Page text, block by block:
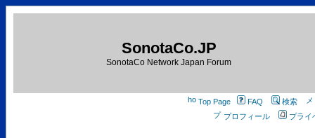
SonotaCo.JP
SonotaCo Network Japan Forum
Top Page FAQ
検索
プロフィール
プライ